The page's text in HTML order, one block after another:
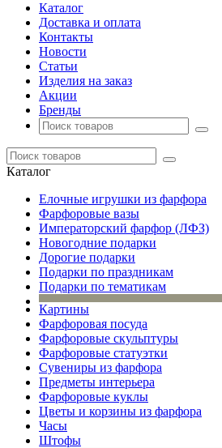
Каталог
Доставка и оплата
Контакты
Новости
Статьи
Изделия на заказ
Акции
Бренды
Каталог
Елочные игрушки из фарфора
Фарфоровые вазы
Императорский фарфор (ЛФЗ)
Новогодние подарки
Дорогие подарки
Подарки по праздникам
Подарки по тематикам
Картины
Фарфоровая посуда
Фарфоровые скульптуры
Фарфоровые статуэтки
Сувениры из фарфора
Предметы интерьера
Фарфоровые куклы
Цветы и корзины из фарфора
Часы
Штофы